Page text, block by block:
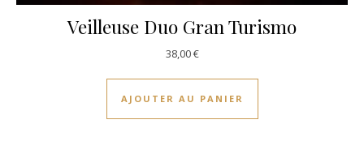
Veilleuse Duo Gran Turismo
38,00€
AJOUTER AU PANIER